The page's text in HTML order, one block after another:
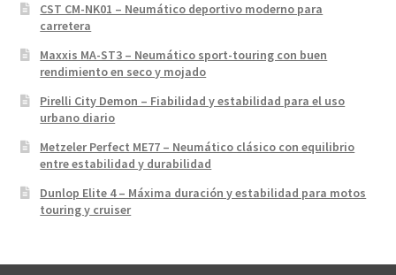
CST CM-NK01 – Neumático deportivo moderno para
carretera
Maxxis MA-ST3 – Neumático sport-touring con buen
rendimiento en seco y mojado
Pirelli City Demon – Fiabilidad y estabilidad para el uso
urbano diario
Metzeler Perfect ME77 – Neumático clásico con equilibrio
entre estabilidad y durabilidad
Dunlop Elite 4 – Máxima duración y estabilidad para motos
touring y cruiser